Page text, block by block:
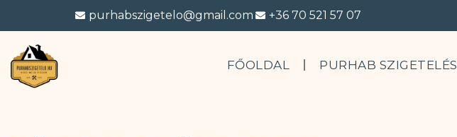
purhabszigetelo@gmail.com +36 70 521 57 07
FŐOLDAL PURHAB SZIGETELÉS